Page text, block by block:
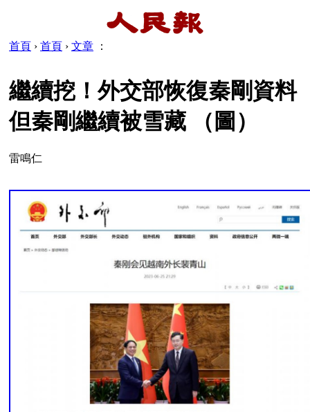
首頁 › 首頁 › 文章 ：
繼續挖！外交部恢復秦剛資料
但秦剛繼續被雪藏 （圖）
雷鳴仁